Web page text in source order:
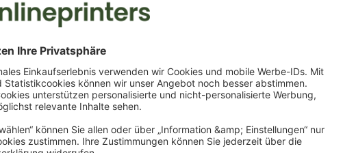
Besonderheiten bei der Druckdatenerstellung:
entsprechende Farbe zu.
Benennung des Farbfelds: "Laser"
Farbtyp: Vollton
Hinweis: diese "Farbe" dient lediglich Produktionszwecken, es ist keine